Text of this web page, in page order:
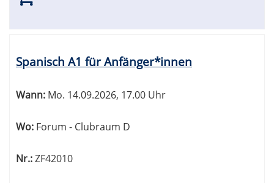
Spanisch A1 für Anfänger*innen
Wann: Mo. 14.09.2026, 17.00 Uhr
Wo: Forum - Clubraum D
Nr.:ZF42010